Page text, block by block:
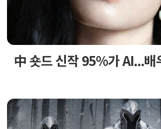
中 숏드 신작 95%가 AI...배